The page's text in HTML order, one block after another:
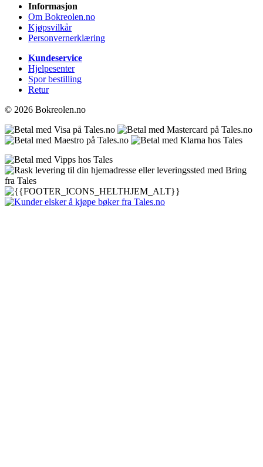
Informasjon
Om Bokreolen.no
Kjøpsvilkår
Personvernerklæring
Kundeservice
Hjelpesenter
Spor bestilling
Retur
© 2026 Bokreolen.no